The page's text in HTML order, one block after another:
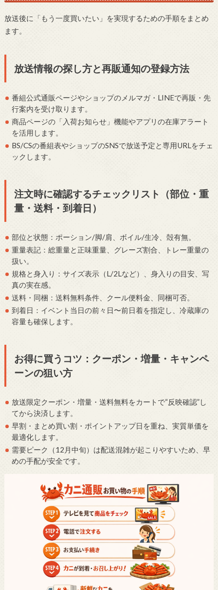
放送後に「もう一度買いたい」を実現するための手順をまとめ
ます。
放送情報の探し方と再販通知の登録方法
番組公式通販ページやショップのメルマガ・LINEで再販・先
行案内を受け取ります。
商品ページの「入荷お知らせ」機能やアプリの在庫アラート
を活用します。
BS/CSの番組表やショップのSNSで放送予定と専用URLをチェ
ックします。
注文時に確認するチェックリスト（部位・重
量・送料・到着日）
部位と状態：ポーション/脚/肩、ボイル/生冷、殻有無。
重量表記：総重量と正味重量、グレーズ割合、トレー重量の
扱い。
規格と身入り：サイズ表示（L/2Lなど）、身入りの目安、写
真の実在感。
送料・同梱：送料無料条件、クール便料金、同梱可否。
到着日：イベント当日の前々日〜前日着を指定し、冷蔵庫の
容量も確保します。
お得に買うコツ：クーポン・増量・キャンペ
ーンの狙い方
放送限定クーポン・増量・送料無料をカートで“反映確認”し
てから決済します。
早割・まとめ買い割・ポイントアップ日を重ね、実質単価を
最適化します。
需要ピーク（12月中旬）は配送混雑が起こりやすいため、早
めの手配が安全です。